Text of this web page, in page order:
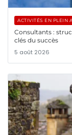
ACTIVITÉS EN PLEIN
Consultants :
clés du succès
5 août 2026